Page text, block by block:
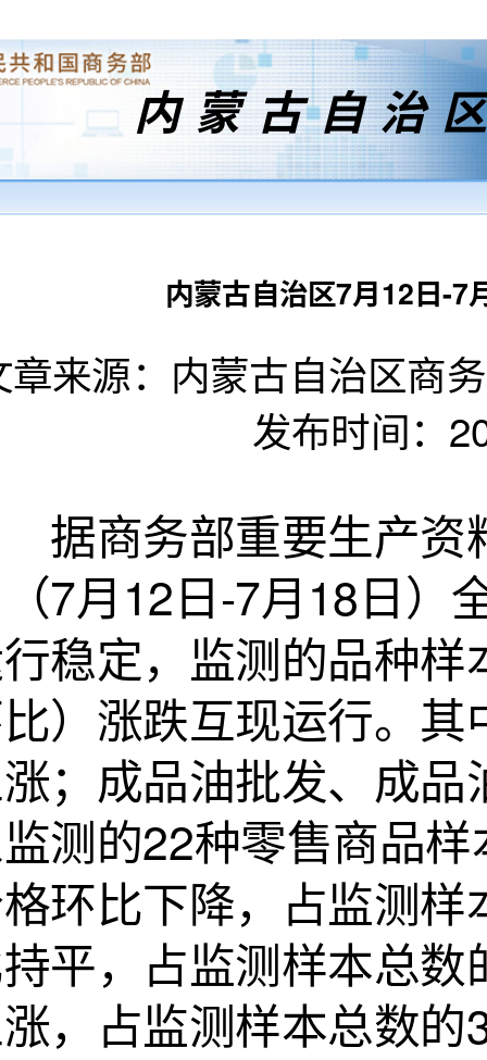
内蒙古自治
内蒙古自治区7月12日-7
章来源：内蒙古自治区
发布时间：
务部重要生产资料
7月12日-7月18日）
稳定，监测的品种
）涨跌互现运行。
；成品油批发、成
测的22种零售商品
环比下降，占监测
平，占监测样本总
，占监测样本总数